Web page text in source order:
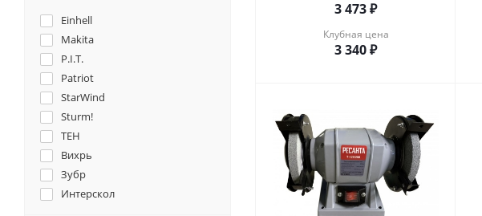
3 473₽
Клубная цена
3 340₽
Einhell
Makita
P.I.T.
Patriot
StarWind
Sturm!
TEH
Вихрь
Зубр
Интерскол